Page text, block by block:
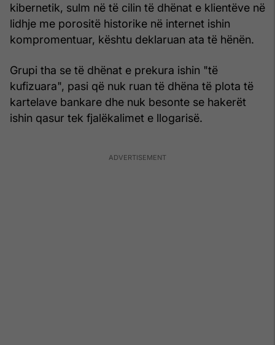
kibernetik, sulm në të cilin të dhënat e klientëve në
lidhje me porositë historike në internet ishin
kompromentuar, kështu deklaruan ata të hënën.
Grupi tha se të dhënat e prekura ishin "të
kufizuara", pasi që nuk ruan të dhëna të plota të
kartelave bankare dhe nuk besonte se hakerët
ishin qasur tek fjalëkalimet e llogarisë.